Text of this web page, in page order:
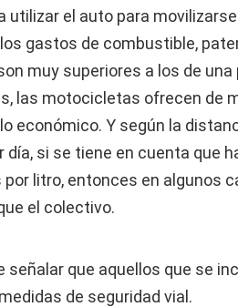
utilizar el auto para
gastos de combustible,
muy superiores a los de
las motocicletas ofrecen de
económico. Y según la
día, si se tiene en cuenta que
litro, entonces en algunos
el colectivo.
señalar que aquellos que se
de seguridad vial.